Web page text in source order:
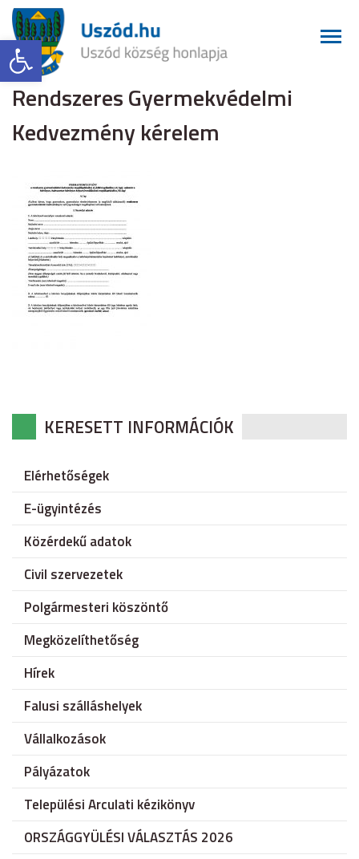
Eszköztár megnyitása
Rendszeres Gyermekvédelmi
Kedvezmény kérelem
KERESETT INFORMÁCIÓK
Elérhetőségek
E-ügyintézés
Közérdekű adatok
Civil szervezetek
Polgármesteri köszöntő
Megközelíthetőség
Hírek
Falusi szálláshelyek
Vállalkozások
Pályázatok
Települési Arculati kézikönyv
ORSZÁGGYÜLÉSI VÁLASZTÁS 2026